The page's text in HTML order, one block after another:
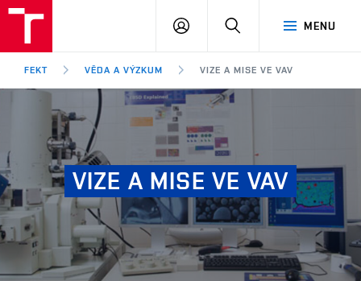
Brno
MENU
PŘIHLÁSIT
FEKT VĚDA A VÝZKUM VIZE A MISE VE VAV
VIZE A MISE VE VAV